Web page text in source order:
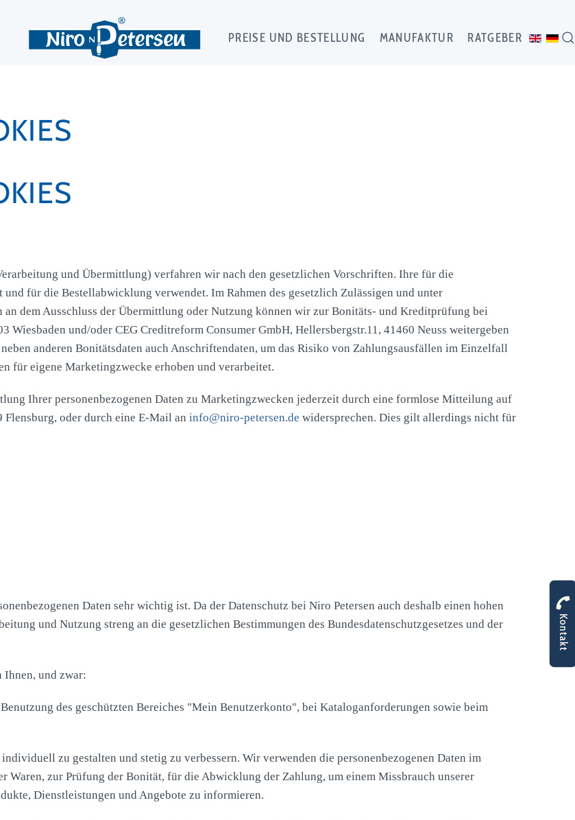
PREISE UND BESTELLUNG MANUFAKTUR RATGEBER
und Übermittlung) verfahren wir nach den gesetzlichen Vorschriften. Ihre für die
für die Bestellabwicklung verwendet. Im Rahmen des gesetzlich Zulässigen und unter
dem Ausschluss der Übermittlung oder Nutzung können wir zur Bonitäts- und Kreditprüfung bei
Wiesbaden und/oder CEG Creditreform Consumer GmbH, Hellersbergstr.11, 41460 Neuss weitergeben
anderen Bonitätsdaten auch Anschriftendaten, um das Risiko von Zahlungsausfällen im Einzelfall
für eigene Marketingzwecke erhoben und verarbeitet.
Ihrer personenbezogenen Daten zu Marketingzwecken jederzeit durch eine formlose Mitteilung auf
Flensburg, oder durch eine E-Mail an info@niro-petersen.de widersprechen. Dies gilt allerdings nicht für
Daten sehr wichtig ist. Da der Datenschutz bei Niro Petersen auch deshalb einen hohen
und Nutzung streng an die gesetzlichen Bestimmungen des Bundesdatenschutzgesetzes und der
Ihnen, und zwar:
des geschützten Bereiches "Mein Benutzerkonto", bei Kataloganforderungen sowie beim
zu gestalten und stetig zu verbessern. Wir verwenden die personenbezogenen Daten im
zur Prüfung der Bonität, für die Abwicklung der Zahlung, um einem Missbrauch unserer
Dienstleistungen und Angebote zu informieren.
Kontakt